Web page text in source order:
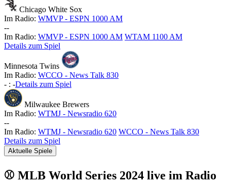
Chicago White Sox
Im Radio: WMVP - ESPN 1000 AM
--
Im Radio: WMVP - ESPN 1000 AM WTAM 1100 AM
Details zum Spiel
Minnesota Twins
Im Radio: WCCO - News Talk 830
- : -Details zum Spiel
Milwaukee Brewers
Im Radio: WTMJ - Newsradio 620
--
Im Radio: WTMJ - Newsradio 620 WCCO - News Talk 830
Details zum Spiel
Aktuelle Spiele
⚾ MLB World Series 2024 live im Radio